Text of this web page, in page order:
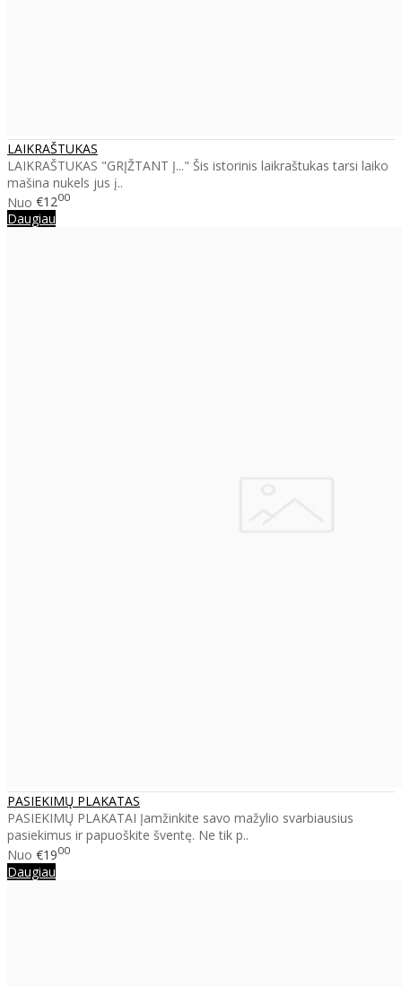
LAIKRAŠTUKAS
LAIKRAŠTUKAS "GRĮŽTANT Į..." Šis istorinis laikraštukas tarsi laiko
mašina nukels jus į..
Nuo €1200
Daugiau
PASIEKIMŲ PLAKATAS
PASIEKIMŲ PLAKATAI Įamžinkite savo mažylio svarbiausius
pasiekimus ir papuoškite šventę. Ne tik p..
Nuo €1900
Daugiau